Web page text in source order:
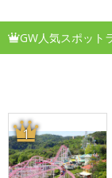
GW人気スポット
1